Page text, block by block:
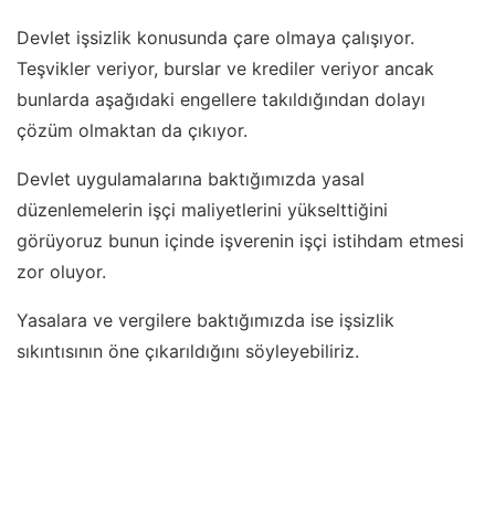
Devlet işsizlik konusunda çare olmaya çalışıyor.
Teşvikler veriyor, burslar ve krediler veriyor ancak
bunlarda aşağıdaki engellere takıldığından dolayı
çözüm olmaktan da çıkıyor.
Devlet uygulamalarına baktığımızda yasal
düzenlemelerin işçi maliyetlerini yükselttiğini
görüyoruz bunun içinde işverenin işçi istihdam etmesi
zor oluyor.
Yasalara ve vergilere baktığımızda ise işsizlik
sıkıntısının öne çıkarıldığını söyleyebiliriz.